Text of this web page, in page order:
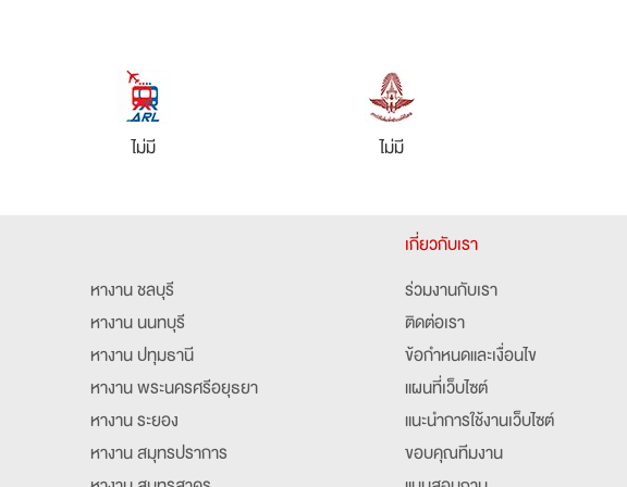
ไม่มี ไม่มี
หางาน ชลบุรี
หางาน นนทบุรี
หางาน ปทุมธานี
หางาน พระนครศรีอยุธยา
หางาน ระยอง
หางาน สมุทรปราการ
เกี่ยวกับเรา
ร่วมงานกับเรา
ติดต่อเรา
ข้อกำหนดและเงื่อนไข
แผนที่เว็บไซต์
แนะนำการใช้งานเว็บไซต์
ขอบคุณทีมงาน